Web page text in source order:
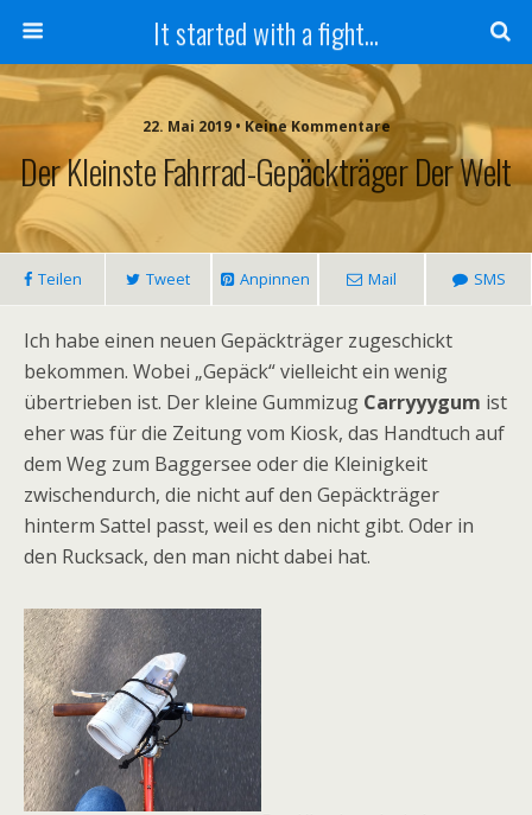
It started with a fight...
22. Mai 2019 • Keine Kommentare
Der Kleinste Fahrrad-Gepäckträger Der Welt
Teilen Tweet Anpinnen Mail SMS
Ich habe einen neuen Gepäckträger zugeschickt
bekommen. Wobei „Gepäck“ vielleicht ein wenig
übertrieben ist. Der kleine Gummizug Carryyygum ist
eher was für die Zeitung vom Kiosk, das Handtuch auf
dem Weg zum Baggersee oder die Kleinigkeit
zwischendurch, die nicht auf den Gepäckträger
hinterm Sattel passt, weil es den nicht gibt. Oder in
den Rucksack, den man nicht dabei hat.